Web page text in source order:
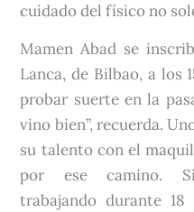
cuidado del físico no
Mamen Abad se
Lanca, de Bilbao, a los
probar suerte en la
vino bien”, recuerda.
su talento con el
por ese camino.
trabajando durante